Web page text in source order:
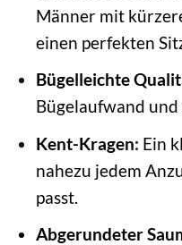
Männer mit
einen perfekten
Bügelleichte
Bügelaufwand
Kent-Kragen: Ein
nahezu jedem
passt.
Abgerundeter